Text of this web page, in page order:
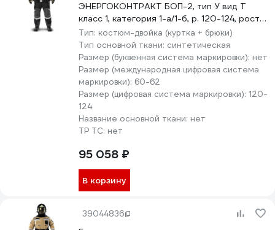
ЭНЕРГОКОНТРАКТ БОП-2, тип У вид Т
класс 1, категория 1-а/1-б, р. 120-124, рост
194/200, черный 5310000000128
Тип: костюм-двойка (куртка + брюки)
Тип основной ткани: синтетическая
Размер (буквенная система маркировки): нет
Размер (международная цифровая система
маркировки): 60-62
Размер (цифровая система маркировки): 120-
124
Название основной ткани: нет
ТР ТС: нет
95 058 ₽
В корзину
39044836